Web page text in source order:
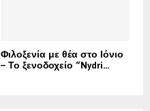
Φιλοξενία με θέα στο Ιόνιο
– Το ξενοδοχείο “Nydri...